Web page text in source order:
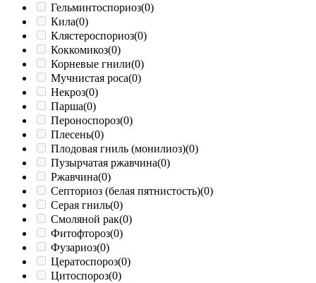
Гельминтоспориоз(0)
Кила(0)
Клястероспориоз(0)
Коккомикоз(0)
Корневые гнили(0)
Мучнистая роса(0)
Некроз(0)
Парша(0)
Пероноспороз(0)
Плесень(0)
Плодовая гниль (монилиоз)(0)
Пузырчатая ржавчина(0)
Ржавчина(0)
Септориоз (белая пятнистость)(0)
Серая гниль(0)
Смоляной рак(0)
Фитофтороз(0)
Фузариоз(0)
Цератоспороз(0)
Цитоспороз(0)